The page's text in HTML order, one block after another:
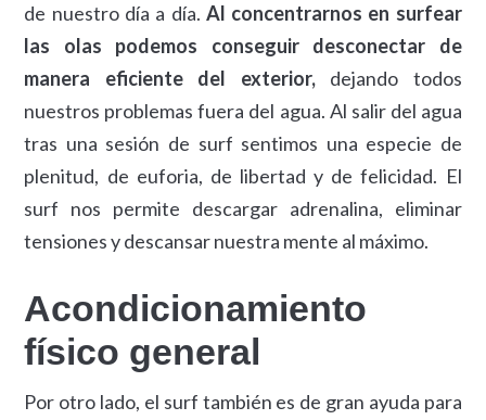
de nuestro día a día. Al concentrarnos en surfear
las olas podemos conseguir desconectar de
manera eficiente del exterior,dejando todos
nuestros problemas fuera del agua. Al salir del agua
tras una sesión de surf sentimos una especie de
plenitud, de euforia, de libertad y de felicidad. El
surf nos permite descargar adrenalina, eliminar
tensiones y descansar nuestra mente al máximo.
Acondicionamiento
físico general
Por otro lado, el surf también es de gran ayuda para